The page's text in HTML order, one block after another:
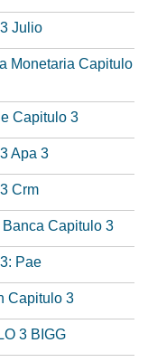
Julio
Monetaria Capitulo
Capitulo 3
Apa 3
Crm
Banca Capitulo 3
Pae
Capitulo 3
3 BIGG